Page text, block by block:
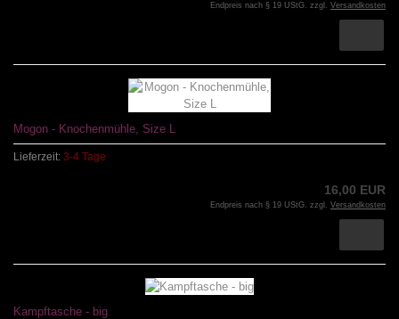
Endpreis nach § 19 UStG. zzgl. Versandkosten
Mogon - Knochenmühle, Size L
Lieferzeit: 3-4 Tage
16,00 EUR
Endpreis nach § 19 UStG. zzgl. Versandkosten
Kampftasche - big